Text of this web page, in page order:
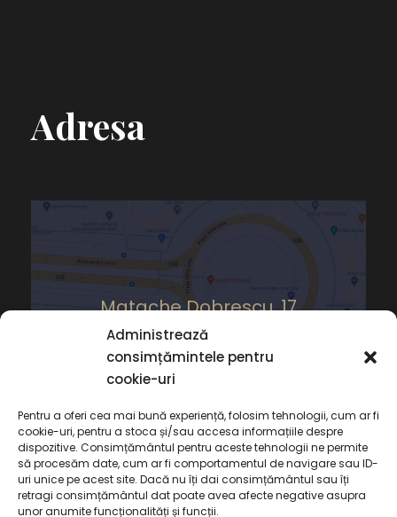
Administrează
consimțămintele pentru
cookie-uri
Pentru a oferi cea mai bună experiență, folosim tehnologii, cum ar fi
cookie-uri, pentru a stoca și/sau accesa informațiile despre
dispozitive. Consimțământul pentru aceste tehnologii ne permite
să procesăm date, cum ar fi comportamentul de navigare sau ID-
uri unice pe acest site. Dacă nu îți dai consimțământul sau îți
retragi consimțământul dat poate avea afecte negative asupra
unor anumite funcționalități și funcții.
Adresa
Matache Dobrescu, 17